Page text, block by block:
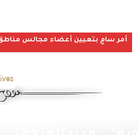
أمر سامٍ بتعيين أعضاء مجالس مناطق